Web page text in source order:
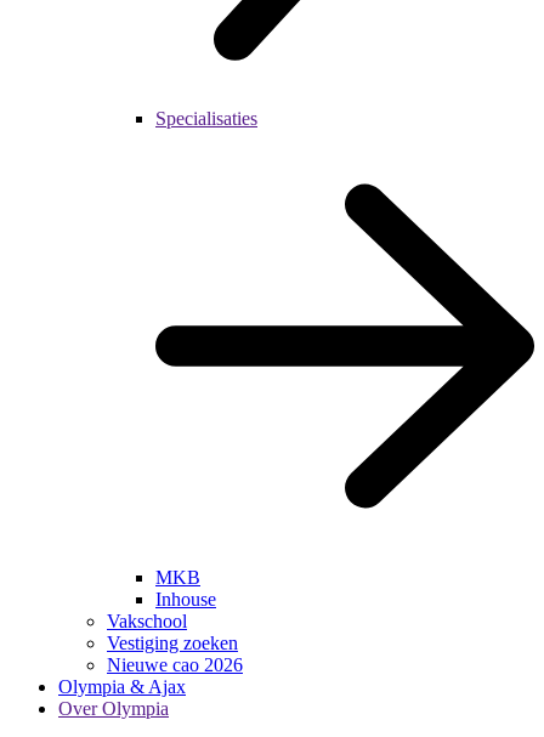
Specialisaties
MKB
Inhouse
Vakschool
Vestiging zoeken
Nieuwe cao 2026
Olympia & Ajax
Over Olympia